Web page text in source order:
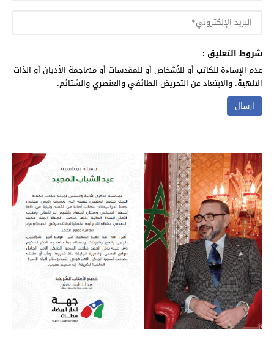
شروط التعليق :
عدم الإساءة للكاتب أو للأشخاص أو للمقدسات أو مهاجمة الأديان أو الذات
الالهية. والابتعاد عن التحريض الطائفي والعنصري والشتائم.